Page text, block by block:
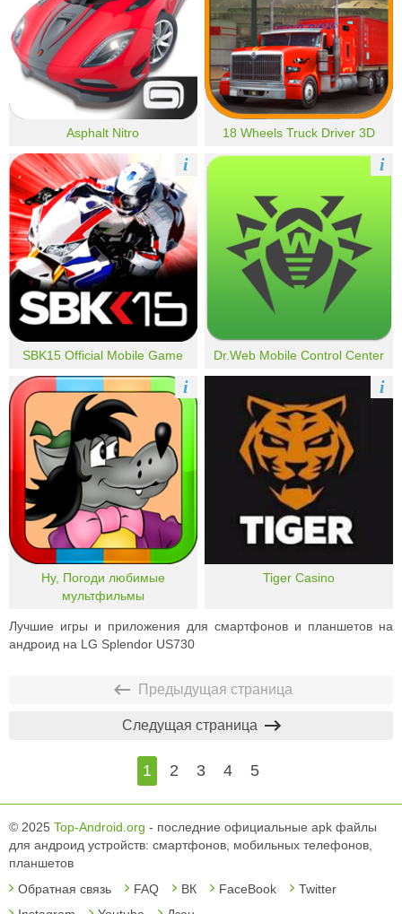
Asphalt Nitro 18 Wheels Truck Driver 3D
SBK15 Official Mobile Game
i
Dr.Web Mobile Control Center
i
Ну, Погоди любимые
мультфильмы
i
Tiger Casino
i
Лучшие игры и приложения для смартфонов и планшетов на
андроид на LG Splendor US730
Предыдущая страница
1 2 3 4 5
Следущая страница
© 2025 Top-Android.org - последние официальные apk файлы
для андроид устройств: смартфонов, мобильных телефонов,
планшетов
Обратная связь
FAQ ВК FaceBook
Twitter